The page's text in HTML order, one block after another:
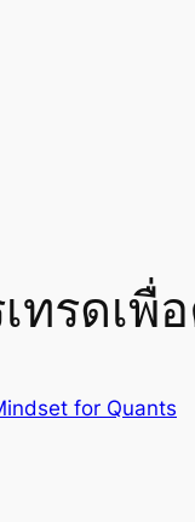
รดเพื่
for Quants